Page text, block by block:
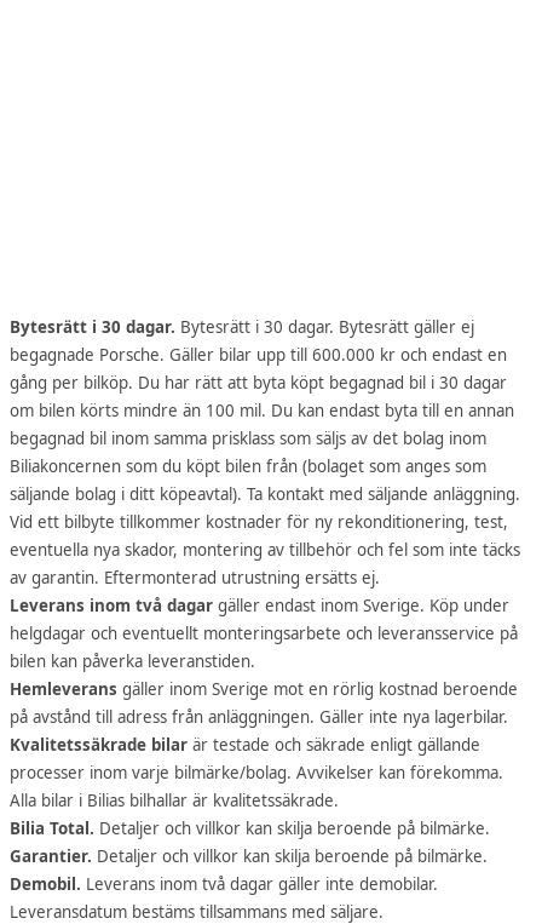
Bytesrätt i 30 dagar. Bytesrätt i 30 dagar. Bytesrätt gäller ej
begagnade Porsche. Gäller bilar upp till 600.000 kr och endast en
gång per bilköp. Du har rätt att byta köpt begagnad bil i 30 dagar
om bilen körts mindre än 100 mil. Du kan endast byta till en annan
begagnad bil inom samma prisklass som säljs av det bolag inom
Biliakoncernen som du köpt bilen från (bolaget som anges som
säljande bolag i ditt köpeavtal). Ta kontakt med säljande anläggning.
Vid ett bilbyte tillkommer kostnader för ny rekonditionering, test,
eventuella nya skador, montering av tillbehör och fel som inte täcks
av garantin. Eftermonterad utrustning ersätts ej.
Leverans inom två dagar gäller endast inom Sverige. Köp under
helgdagar och eventuellt monteringsarbete och leveransservice på
bilen kan påverka leveranstiden.
Hemleverans gäller inom Sverige mot en rörlig kostnad beroende
på avstånd till adress från anläggningen. Gäller inte nya lagerbilar.
Kvalitetssäkrade bilar är testade och säkrade enligt gällande
processer inom varje bilmärke/bolag. Avvikelser kan förekomma.
Alla bilar i Bilias bilhallar är kvalitetssäkrade.
Bilia Total. Detaljer och villkor kan skilja beroende på bilmärke.
Garantier. Detaljer och villkor kan skilja beroende på bilmärke.
Demobil. Leverans inom två dagar gäller inte demobilar.
Leveransdatum bestäms tillsammans med säljare.